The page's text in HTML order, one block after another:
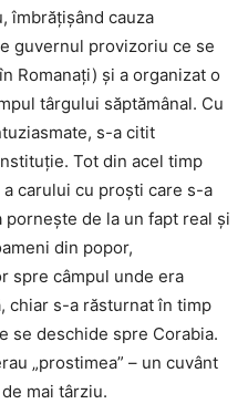
îmbrăţişând cauza
guvernul provizoriu ce se
Romanaţi) şi a organizat o
târgului săptămânal. Cu
s-a citit
Tot din acel timp
carului cu proşti care s-a
porneşte de la un fapt real şi
din popor,
spre câmpul unde era
chiar s-a răsturnat în timp
se deschide spre Corabia.
„prostimea” – un cuvânt
mai târziu.